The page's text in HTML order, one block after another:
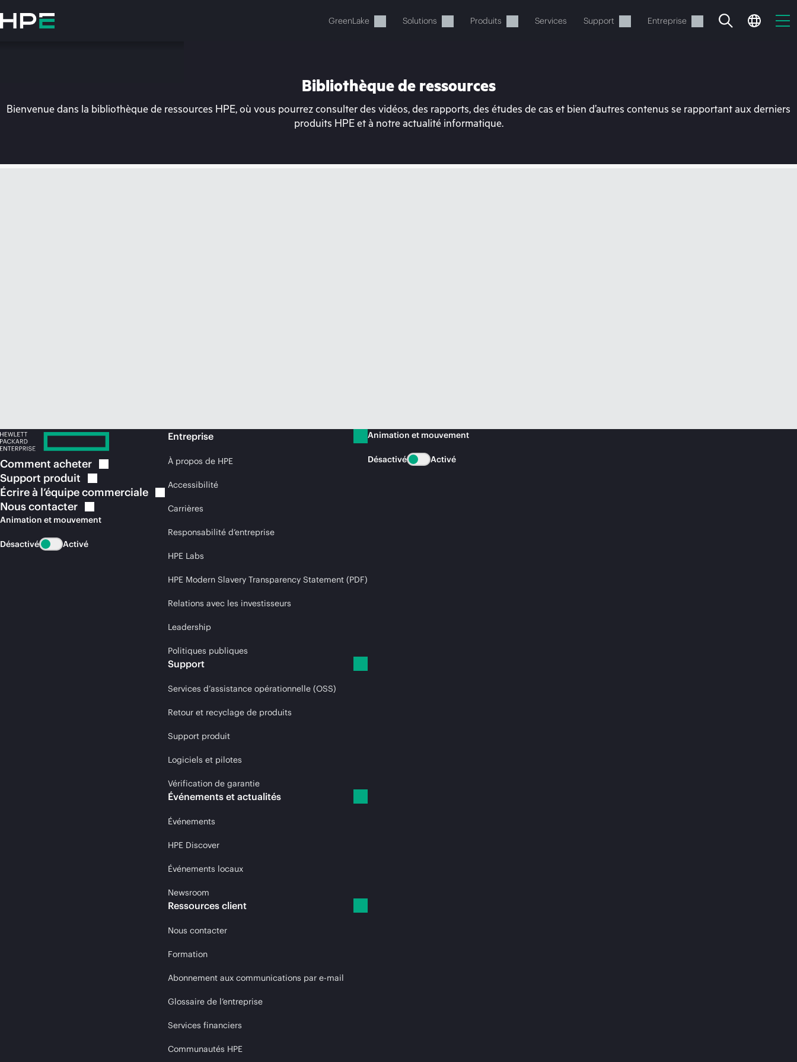
au
contenu
GreenLake Solutions Produits Services Support Entreprise
Votre panier est actuellement vide
Bibliothèque de ressources
Bienvenue dans la bibliothèque de ressources HPE, où vous pourrez consulter des vidéos, des rapports, des études de cas et bien d’autres contenus se rapportant aux derniers
produits HPE et à notre actualité informatique.
Comment acheter
Support produit
Écrire à l’équipecommerciale
Nouscontacter
Animation et mouvement
Désactivé Activé
Entreprise
À propos de HPE
Accessibilité
Carrières
Responsabilité d’entreprise
HPE Labs
HPE Modern Slavery Transparency Statement (PDF)
Relations avec les investisseurs
Leadership
Politiques publiques
Support
Services d’assistance opérationnelle (OSS)
Retour et recyclage de produits
Support produit
Logiciels et pilotes
Vérification de garantie
Événements et actualités
Événements
HPE Discover
Événements locaux
Newsroom
Ressources client
Nous contacter
Formation
Abonnement aux communications par e-mail
Glossaire de l’entreprise
Services financiers
Communautés HPE
Animation et mouvement
Désactivé Activé